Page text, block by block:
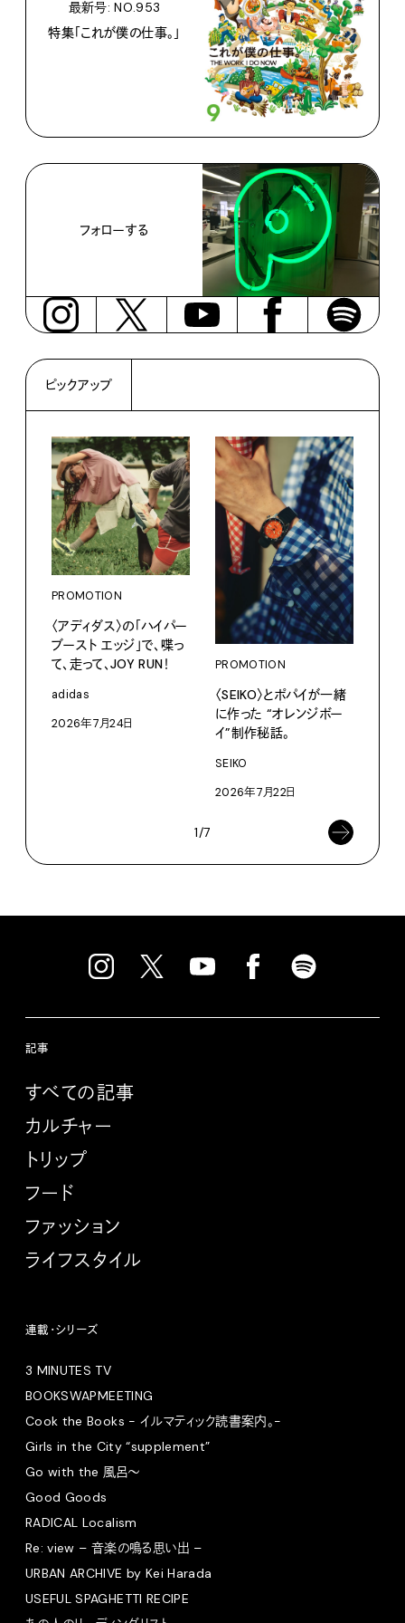
最新号: NO.953
特集「これが僕の仕事。」
フォローする
ピックアップ
PROMOTION
〈アディダス〉の「ハイパー
ブースト エッジ」で、喋っ
て、走って、JOY RUN！
adidas
2026年7月24日
PROMOTION
〈SEIKO〉とポパイが一緒
に作った “オレンジボー
イ”制作秘話。
SEIKO
2026年7月22日
1/7
記事
すべての記事
カルチャー
トリップ
フード
ファッション
ライフスタイル
連載・シリーズ
3 MINUTES TV
BOOKSWAPMEETING
Cook the Books - イルマティック読書案内。-
Girls in the City “supplement”
Go with the 風呂〜
Good Goods
RADICAL Localism
Re: view – 音楽の鳴る思い出 –
URBAN ARCHIVE by Kei Harada
USEFUL SPAGHETTI RECIPE